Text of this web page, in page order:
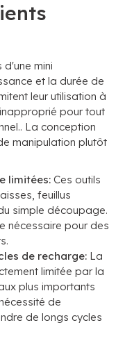
mini
et la durée de
leur utilisation à
pour tout
La conception
manipulation plutôt
limitées: Ces outils
feuillus
simple découpage.
nécessaire pour des
de recharge: La
limitée par la
plus importants
de
de longs cycles